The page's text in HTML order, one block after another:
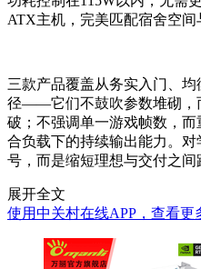
ATX主机，完美匹配宿舍空间
三款产品覆盖从务实入门、
径——它们不鼓吹参数堆砌，
破；不强调单一游戏帧数，
合负载下的持续输出能力。
号，而是缩短理想与交付之间
展开全文
使用中关村在线APP，查看更